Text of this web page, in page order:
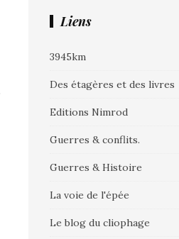
Liens
3945km
Des étagères et des livres
Editions Nimrod
Guerres & conflits.
Guerres & Histoire
La voie de l'épée
Le blog du cliophage